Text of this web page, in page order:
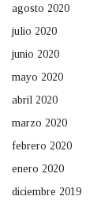
agosto 2020
julio 2020
junio 2020
mayo 2020
abril 2020
marzo 2020
febrero 2020
enero 2020
diciembre 2019